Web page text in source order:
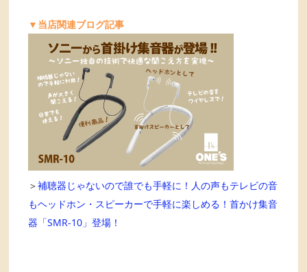
▼当店関連ブログ記事
＞補聴器じゃないので誰でも手軽に！人の声もテレビの音
もヘッドホン・スピーカーで手軽に楽しめる！首かけ集音
器「SMR-10」登場！